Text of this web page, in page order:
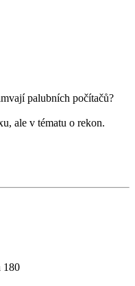
palubních počítačů?
ale v tématu o rekon.
180